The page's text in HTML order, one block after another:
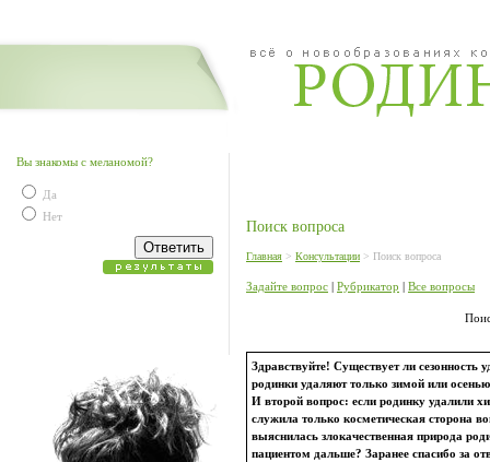
Вы знакомы с меланомой?
Да
Нет
Поиск вопроса
Главная > Консультации > Поиск вопроса
Задайте вопрос | Рубрикатор | Все вопросы
Здравствуйте! Существует ли сезонность
родинки удаляют только зимой или
И второй вопрос: если родинку удалили
служила только косметическая сторона
выяснилась злокачественная природа
пациентом дальше? Заранее спасибо за